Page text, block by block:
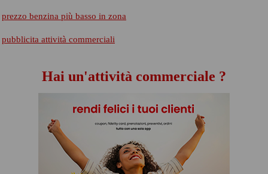
prezzo benzina più basso in zona
pubblicita attività commerciali
Hai un'attività commerciale ?